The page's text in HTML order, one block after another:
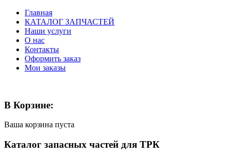
Главная
КАТАЛОГ ЗАПЧАСТЕЙ
Наши услуги
О нас
Контакты
Оформить заказ
Мои заказы
В Корзине:
Ваша корзина пуста
Каталог запасных частей для ТРК